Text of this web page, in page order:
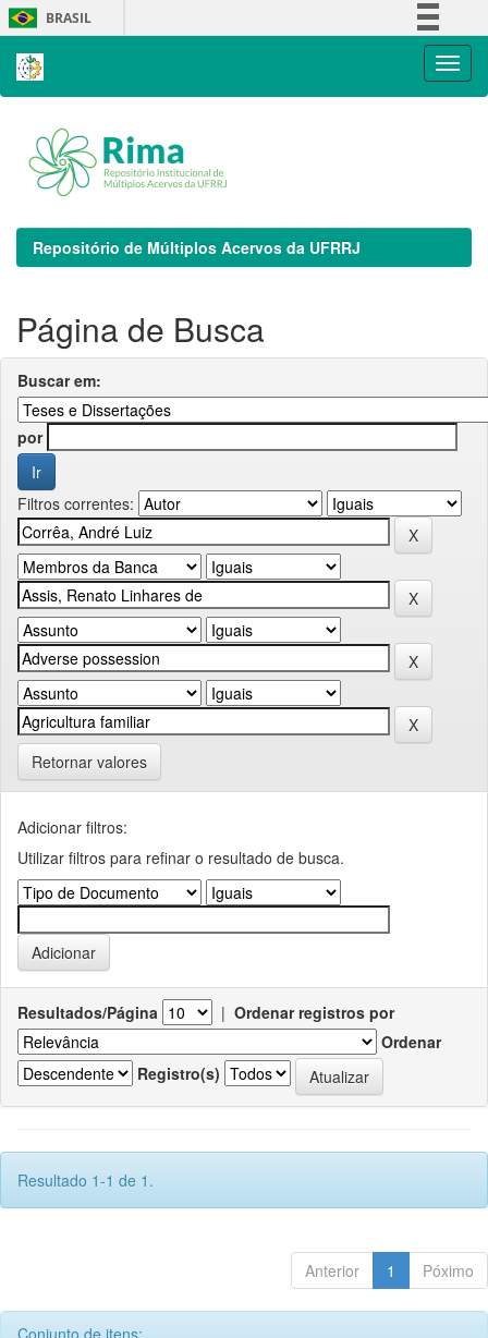
Skip
navigation
BRASIL
Repositório de Múltiplos Acervos da UFRRJ
Página de Busca
Buscar em:
por
Filtros correntes:
Retornar valores
Adicionar filtros:
Utilizar filtros para refinar o resultado de busca.
Resultados/Página | Ordenar registros por
Ordenar
Registro(s)
Resultado 1-1 de 1.
Anterior 1 Póximo
Conjunto de itens: